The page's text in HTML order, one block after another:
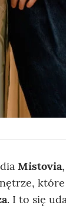
Mistovia
które
. I to się